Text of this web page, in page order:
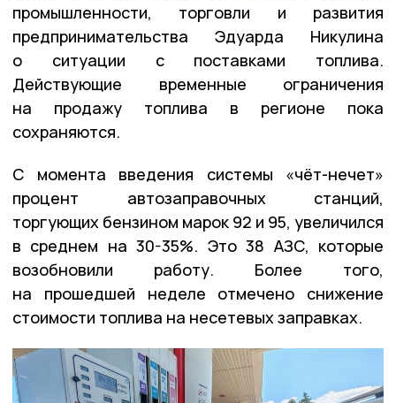
промышленности, торговли и развития
предпринимательства Эдуарда Никулина
о ситуации с поставками топлива.
Действующие временные ограничения
на продажу топлива в регионе пока
сохраняются.
С момента введения системы «чёт-нечет»
процент автозаправочных станций,
торгующих бензином марок 92 и 95, увеличился
в среднем на 30-35%. Это 38 АЗС, которые
возобновили работу. Более того,
на прошедшей неделе отмечено снижение
стоимости топлива на несетевых заправках.